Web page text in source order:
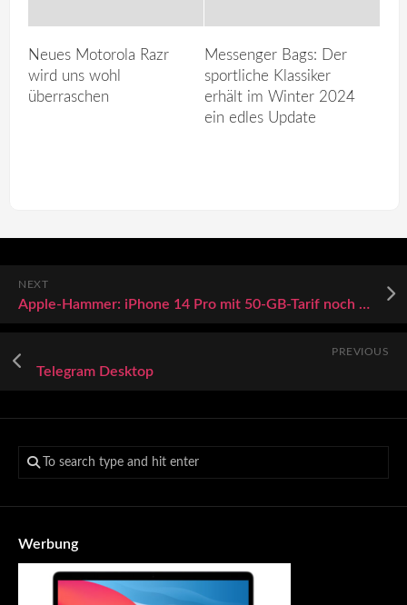
Neues Motorola Razr
wird uns wohl
überraschen
Messenger Bags: Der
sportliche Klassiker
erhält im Winter 2024
ein edles Update
NEXT
Apple-Hammer: iPhone 14 Pro mit 50‑GB‑Tarif noch günstiger + AirPods Pro geschenkt
PREVIOUS
Telegram Desktop
Werbung